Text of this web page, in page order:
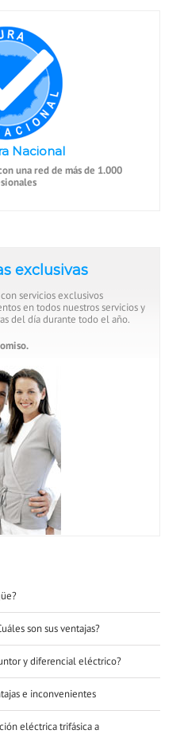
Nacional
una red de más de 1.000
exclusivas
servicios exclusivos
en todos nuestros servicios y
del día durante todo el año.
son sus ventajas?
y diferencial eléctrico?
e inconvenientes
eléctrica trifásica a